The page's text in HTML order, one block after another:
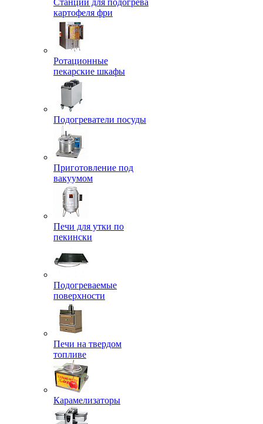
картофеля фри
Ротационные
пекарские шкафы
Подогреватели посуды
Приготовление под
вакуумом
Печи для утки по
пекински
Подогреваемые
поверхности
Печи на твердом
топливе
Карамелизаторы